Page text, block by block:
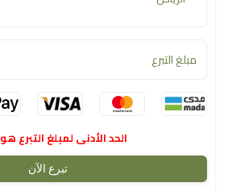
الحد الأدنى لمبلغ التبرع هو 5 ريال
تبرع الآن